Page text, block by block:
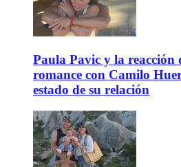
Paula Pavic y la reacción
romance con Camilo
estado de su relación